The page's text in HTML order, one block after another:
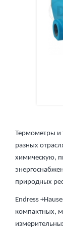
Термометры и
разных
химическую,
природных
Endress
компактных,